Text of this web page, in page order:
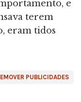
e
terem
eram tidos
PUBLICIDADES